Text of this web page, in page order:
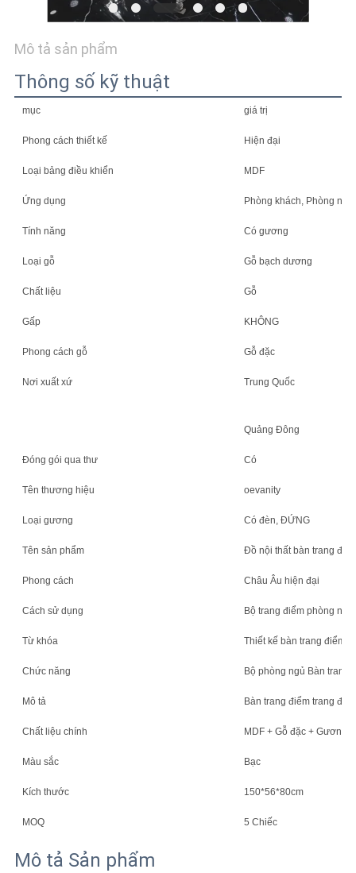
TẤT
CẢ
TRƯỜNG
HỢP
YÊU
CẦU
BÁO
GIÁ
SƠ
ĐỒ
CHÍNH
SÁCH
BẢO
MẬT
Mô tả sản phẩm
Thông số kỹ thuật
mục giá trị
Phong cách thiết kế Hiện đại
Loại bảng điều khiển MDF
Ứng dụng Phòng khách, Phòng
Tính năng Có gương
Loại gỗ Gỗ bạch dương
Chất liệu Gỗ
Gấp KHÔNG
Phong cách gỗ Gỗ đặc
Nơi xuất xứ Trung Quốc
Quảng Đông
Đóng gói qua thư Có
Tên thương hiệu oevanity
Loại gương Có đèn, ĐỨNG
Tên sản phẩm Đồ nội thất bàn trang
Phong cách Châu Âu hiện đại
Cách sử dụng Bộ trang điểm phòng ngủ
Từ khóa Thiết kế bàn trang điểm
Chức năng Bộ phòng ngủ Bàn trang
Mô tả Bàn trang điểm trang
Chất liệu chính MDF + Gỗ đặc + Gương
Màu sắc Bạc
Kích thước 150*56*80cm
MOQ 5 Chiếc
Mô tả Sản phẩm